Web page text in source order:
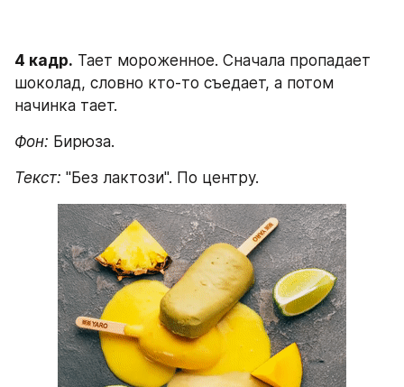
4 кадр. Тает мороженное. Сначала пропадает
шоколад, словно кто-то съедает, а потом
начинка тает.
Фон: Бирюза.
Текст: "Без лактози". По центру.